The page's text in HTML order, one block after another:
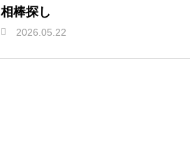
相棒探し
2026.05.22